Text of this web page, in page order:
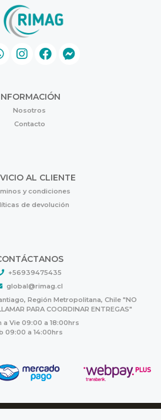
Nosotros
Contacto
AL CLIENTE
y condiciones
de devolución
+56939475435
global@rimag.cl
Región Metropolitana, Chile "NO
PARA COORDINAR ENTREGAS"
a Vie 09:00 a 18:00hrs
09:00 a 14:00hrs